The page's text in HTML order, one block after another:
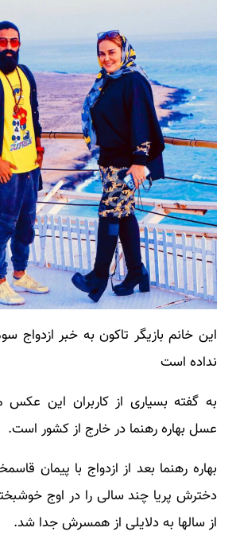
این خانم بازیگر تاکون به خبر
نداده است
به گفته بسیاری از کاربران این
عسل بهاره رهنما در خارج از کشور است.
بهاره رهنما بعد از ازدواج با پیمان
دخترش پریا چند سالی را در اوج
از سالها به دلایلی از همسرش جدا شد.